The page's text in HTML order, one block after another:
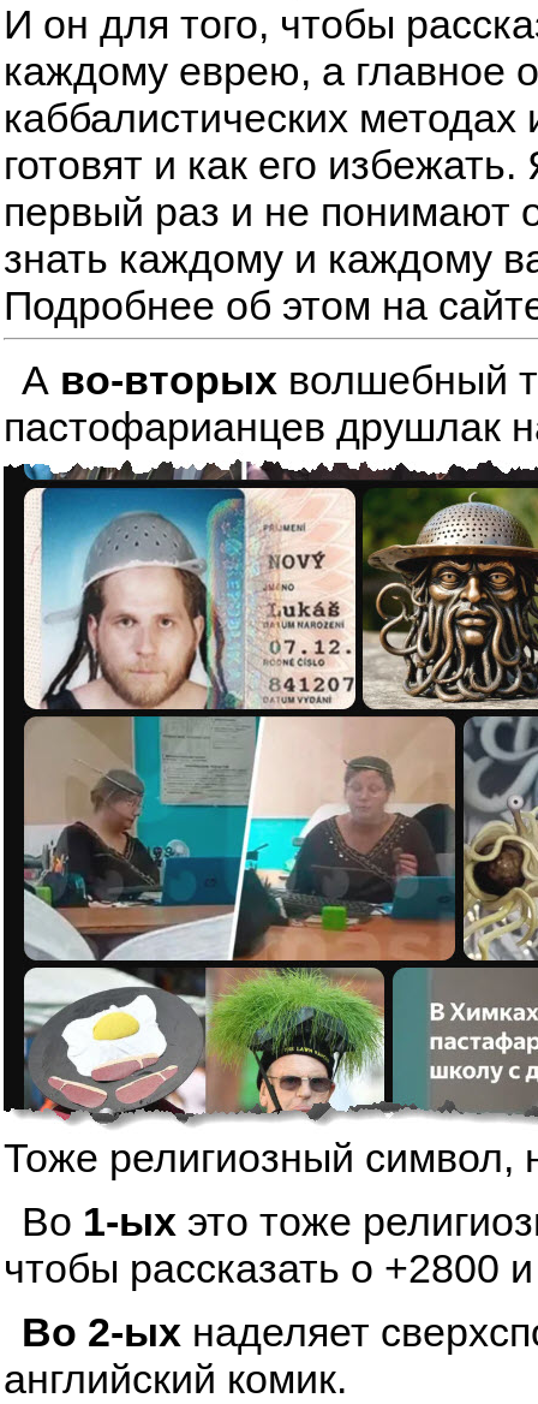
И он для того, чтобы
каждому еврею, а главное
каббалистических
готовят и как его
первый раз и не понимают
знать каждому и каждому
Подробнее об этом на
А во-вторых волшебный
пастофарианцев друшлак
Тоже религиозный символ,
Во 1-ых это тоже
чтобы рассказать о +2800
Во 2-ых наделяет
английский комик.